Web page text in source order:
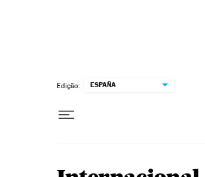
Edição: ESPAÑA